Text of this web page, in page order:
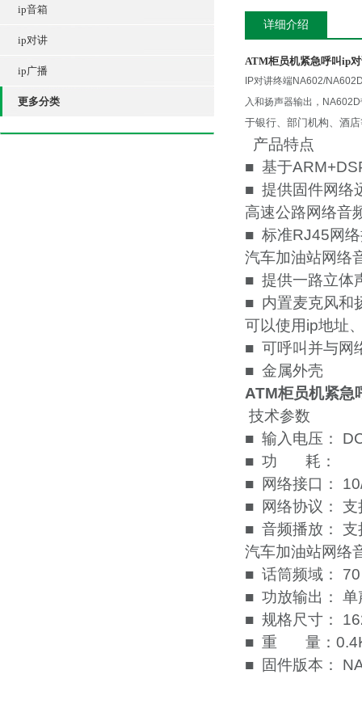
ip音箱
ip对讲
ip广播
更多分类
详细介绍
ATM柜员机紧急呼叫ip
IP对讲终端NA602/
入和扬声器输出，
于银行、部门机构、酒
产品特点
■ 基于
■ 提供固件网络
高速公路网络音
■ 标准RJ45网
汽车加油站网络
■ 提供一路立体
■ 内置麦克风和
可以使用ip地址
■ 可呼叫并与网
■ 金属外壳
ATM柜员机紧
技术参数
■ 输入电压：
■ 功 耗：
■ 网络接口：
■ 网络协议：
■ 音频播放：
汽车加油站网络
■ 话筒频域：
■ 功放输出： 单
■ 规格尺寸：
■ 重 量：
■ 固件版本